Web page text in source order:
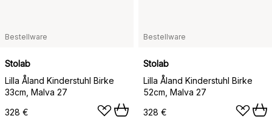
Bestellware
Stolab
Lilla Åland Kinderstuhl Birke
33cm, Malva 27
328 €
Bestellware
Stolab
Lilla Åland Kinderstuhl Birke
52cm, Malva 27
328 €